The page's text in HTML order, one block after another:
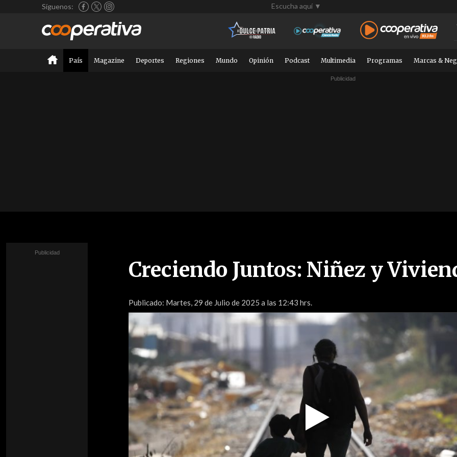
Síguenos: Escucha aquí ▼
País Magazine Deportes Regiones Mundo Opinión Podcast Multimedia Programas Marcas &
Creciendo Juntos: Niñez y
Publicado: Martes, 29 de Julio de 2025 a las 12:43 hrs.
Video